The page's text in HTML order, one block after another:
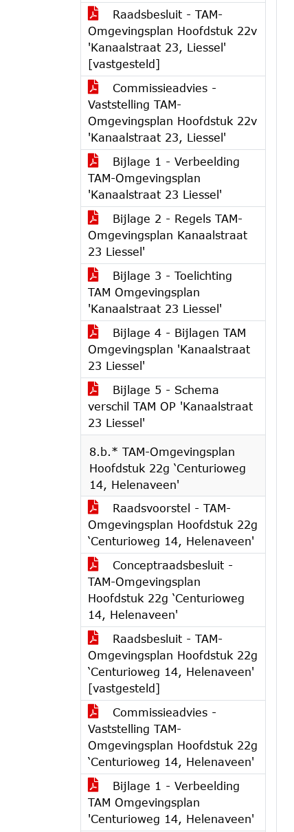
Raadsbesluit - TAM-
Omgevingsplan Hoofdstuk 22v
'Kanaalstraat 23, Liessel'
[vastgesteld]
Commissieadvies -
Vaststelling TAM-
Omgevingsplan Hoofdstuk 22v
'Kanaalstraat 23, Liessel'
Bijlage 1 - Verbeelding
TAM-Omgevingsplan
'Kanaalstraat 23 Liessel'
Bijlage 2 - Regels TAM-
Omgevingsplan Kanaalstraat
23 Liessel'
Bijlage 3 - Toelichting
TAM Omgevingsplan
'Kanaalstraat 23 Liessel'
Bijlage 4 - Bijlagen TAM
Omgevingsplan 'Kanaalstraat
23 Liessel'
Bijlage 5 - Schema
verschil TAM OP 'Kanaalstraat
23 Liessel'
8.b.* TAM-Omgevingsplan
Hoofdstuk 22g ‘Centurioweg
14, Helenaveen'
Raadsvoorstel - TAM-
Omgevingsplan Hoofdstuk 22g
‘Centurioweg 14, Helenaveen'
Conceptraadsbesluit -
TAM-Omgevingsplan
Hoofdstuk 22g ‘Centurioweg
14, Helenaveen'
Raadsbesluit - TAM-
Omgevingsplan Hoofdstuk 22g
‘Centurioweg 14, Helenaveen'
[vastgesteld]
Commissieadvies -
Vaststelling TAM-
Omgevingsplan Hoofdstuk 22g
‘Centurioweg 14, Helenaveen'
Bijlage 1 - Verbeelding
TAM Omgevingsplan
'Centurioweg 14, Helenaveen'